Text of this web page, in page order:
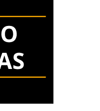
Toimitusaika:
valitset asennuksen, pääset